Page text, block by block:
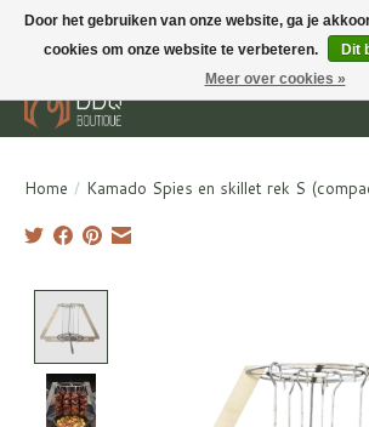
BBQ Boutique - Gratis verzenden en afhalen in
Home / Kamado Spies en skillet rek S
Door het gebruiken van onze website, ga je
cookies om onze website te verbeteren.
Dit
Meer over cookies »